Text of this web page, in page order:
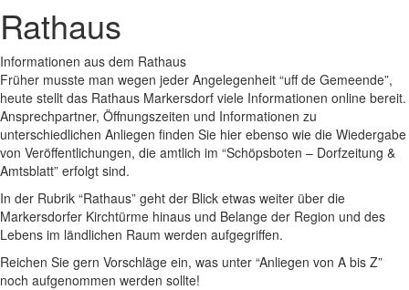
Rathaus
Informationen aus dem Rathaus
Früher musste man wegen jeder Angelegenheit “uff de Gemeende”,
heute stellt das Rathaus Markersdorf viele Informationen online bereit.
Ansprechpartner, Öffnungszeiten und Informationen zu
unterschiedlichen Anliegen finden Sie hier ebenso wie die Wiedergabe
von Veröffentlichungen, die amtlich im “Schöpsboten – Dorfzeitung &
Amtsblatt” erfolgt sind.
In der Rubrik “Rathaus” geht der Blick etwas weiter über die
Markersdorfer Kirchtürme hinaus und Belange der Region und des
Lebens im ländlichen Raum werden aufgegriffen.
Reichen Sie gern Vorschläge ein, was unter “Anliegen von A bis Z”
noch aufgenommen werden sollte!